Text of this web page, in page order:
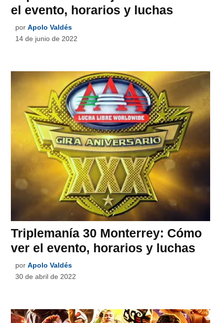
el evento, horarios y luchas
por Apolo Valdés
14 de junio de 2022
Triplemanía 30 Monterrey: Cómo
ver el evento, horarios y luchas
por Apolo Valdés
30 de abril de 2022